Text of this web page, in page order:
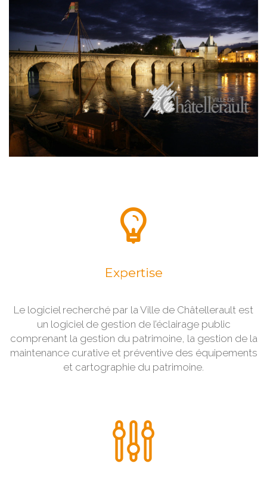
Expertise
Le logiciel recherché par la Ville de Châtellerault est
un logiciel de gestion de l’éclairage public
comprenant la gestion du patrimoine, la gestion de la
maintenance curative et préventive des équipements
et cartographie du patrimoine.